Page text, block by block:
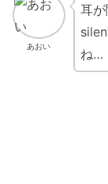
あおい
耳が
ね…